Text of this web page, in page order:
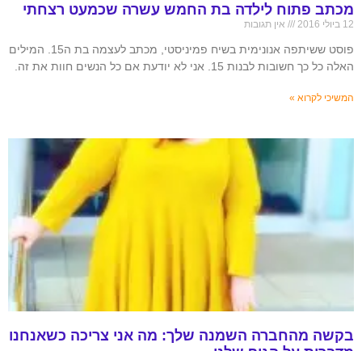
מכתב פתוח לילדה בת החמש עשרה שכמעט רצחתי
12 ביולי 2016 אין תגובות
פוסט ששיתפה אנונימית בשיח פמיניסטי, מכתב לעצמה בת ה15. המילים
האלה כל כך חשובות לבנות 15. אני לא יודעת אם כל הנשים חוות את זה.
המשיכי לקרוא »
בקשה מהחברה השמנה שלך: מה אני צריכה כשאנחנו